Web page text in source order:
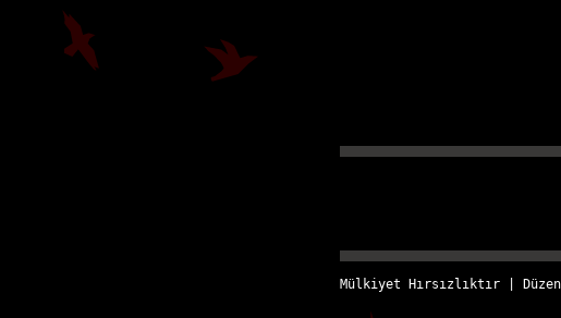
Mülkiyet Hırsızlıktır